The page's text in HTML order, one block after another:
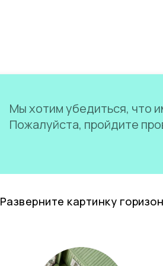
Мы хотим убедиться, что
Пожалуйста, пройдите
Разверните картинку